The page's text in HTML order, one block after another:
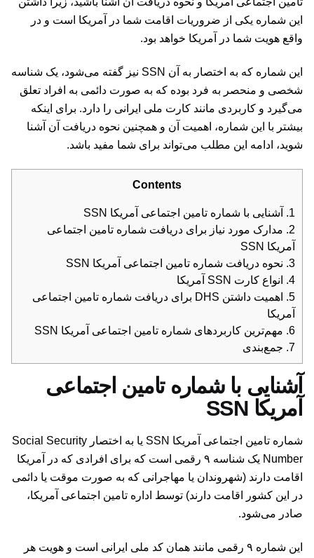
این شماره یکی از ضروریات اقامت شما در آمریکا است و در
واقع هویت شما در آمریکا خواهد بود.
این شماره که به اختصار به آن SSN نیز گفته می‌شود، یک شناسه
شخصی و منحصر به فرد بوده که به صورت دائمی به افراد تعلق
می‌گیرد و کاربردی مانند کارت ملی ایرانی را دارد. برای اینکه
بیشتر با این شماره، اهمیت آن و همچنین نحوه دریافت آن آشنا
شوید، ادامه این مطلب می‌تواند برای شما مفید باشد.
Contents
آشنایی با شماره تامین اجتماعی آمریکا SSN
مدارک مورد نیاز برای دریافت شماره تامین اجتماعی
آمریکا SSN
نحوه دریافت شماره تامین اجتماعی آمریکا SSN
انواع کارت SSN آمریکا
اهمیت داشتن DHS برای دریافت شماره تامین اجتماعی
آمریکا
مهم‌ترین کاربردهای شماره تامین اجتماعی آمریکا SSN
جمع‌بندی
آشنایی با شماره تامین اجتماعی
آمریکا SSN
شماره تامین اجتماعی آمریکا SSN یا به اختصار Social Security
Number یک شناسه ۹ رقمی است که برای افرادی که در آمریکا
اقامت دارند (شهروندان یا مهاجرانی که به صورت موقت یا دائمی
در این کشور اقامت دارند) توسط اداره تامین اجتماعی آمریکا،
صادر می‌شود.
این شماره ۹ رقمی مانند همان کد ملی ایرانی است و هویت هر